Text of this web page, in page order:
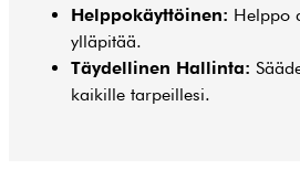
Helppokäyttöinen: Helppo
ylläpitää.
Täydellinen Hallinta:
kaikille tarpeillesi.